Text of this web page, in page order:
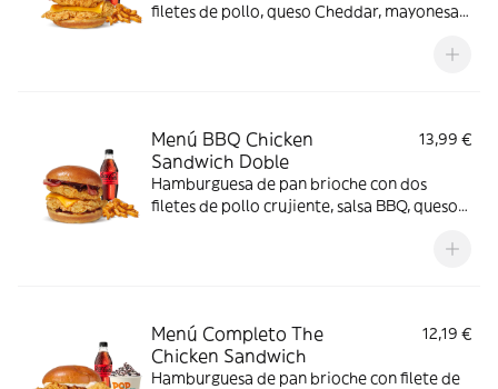
filetes de pollo, queso Cheddar, mayonesa,
Menú BBQ Chicken
Sandwich Doble
13,99 €
Hamburguesa de pan brioche con dos
filetes de pollo crujiente, salsa BBQ, queso
Menú Completo The
Chicken Sandwich
12,19 €
Hamburguesa de pan brioche con filete de